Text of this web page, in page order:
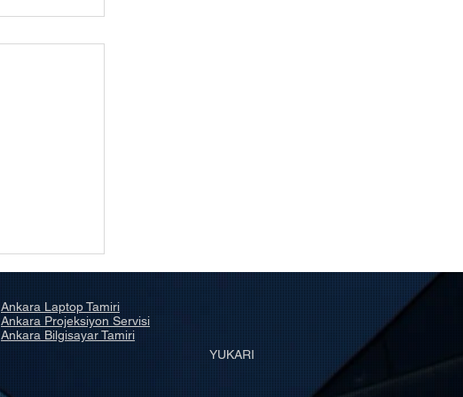
Ankara Laptop Tamiri
Ankara Projeksiyon Servisi
Ankara Bilgisayar Tamiri
YUKARI